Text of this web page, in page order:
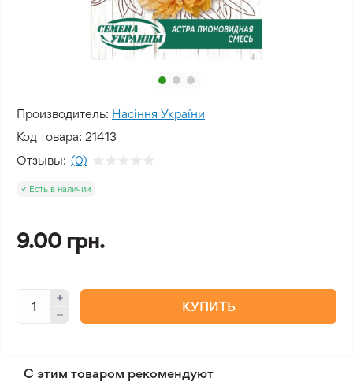
Производитель: Насіння України
Код товара: 21413
Отзывы: (0)
Есть в наличии
9.00 грн.
КУПИТЬ
С этим товаром рекомендуют